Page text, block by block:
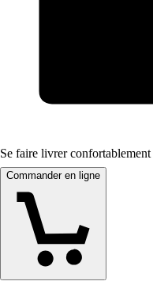
Se faire livrer confortablement
Commander en ligne